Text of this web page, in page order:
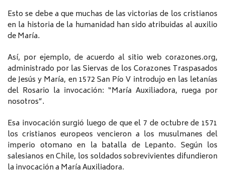
Esto se debe a que muchas de las victorias de los cristianos
en la historia de la humanidad han sido atribuidas al auxilio
de María.
Así, por ejemplo, de acuerdo al sitio web corazones.org,
administrado por las Siervas de los Corazones Traspasados
de Jesús y María, en 1572 San Pío V introdujo en las letanías
del Rosario la invocación: “María Auxiliadora, ruega por
nosotros”.
Esa invocación surgió luego de que el 7 de octubre de 1571
los cristianos europeos vencieron a los musulmanes del
imperio otomano en la batalla de Lepanto. Según los
salesianos en Chile, los soldados sobrevivientes difundieron
la invocación a María Auxiliadora.